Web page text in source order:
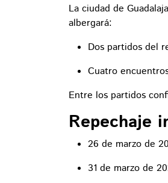
La ciudad de
albergará:
Dos partidos del
Cuatro
Entre los partidos
Repechaje
26 de marzo de
31 de marzo de